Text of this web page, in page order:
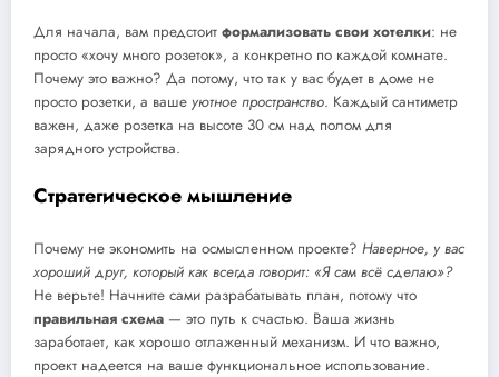
Для начала, вам предстоит формализовать свои хотелки: не
просто «хочу много розеток», а конкретно по каждой комнате.
Почему это важно? Да потому, что так у вас будет в доме не
просто розетки, а ваше уютное пространство. Каждый сантиметр
важен, даже розетка на высоте 30 см над полом для
зарядного устройства.
Стратегическое мышление
Почему не экономить на осмысленном проекте? Наверное, у вас
хороший друг, который как всегда говорит: «Я сам всё сделаю»?
Не верьте! Начните сами разрабатывать план, потому что
правильная схема — это путь к счастью. Ваша жизнь
заработает, как хорошо отлаженный механизм. И что важно,
проект надеется на ваше ​​функциональное использование.